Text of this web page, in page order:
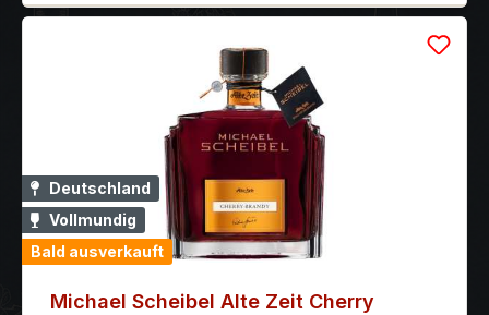
Deutschland
Vollmundig
Bald ausverkauft
Michael Scheibel Alte Zeit Cherry